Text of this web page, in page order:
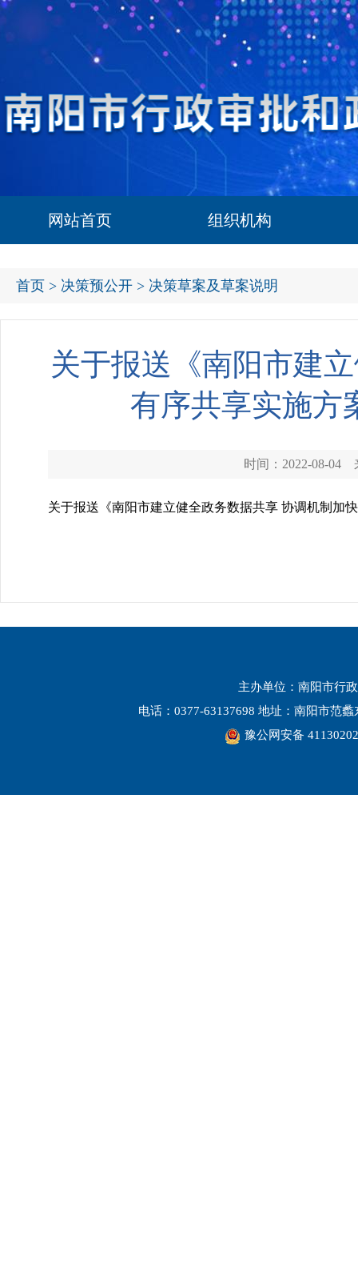
网站首页 组织机构
首页 > 决策预公开 > 决策草案及草案说明
关于报送《南阳市建
有序共享实施方
时间：2022-08-04
关于报送《南阳市建立健全政务数据共享 协调机制加
主办单位：南阳市行
电话：0377-63137698 地址：南阳市范
豫公网安备